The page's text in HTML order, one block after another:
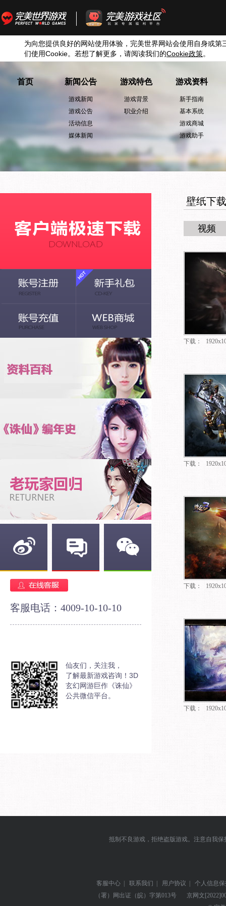
为向您提供良好的网站使用体验，完美世界网站会使用自身或第
们使用Cookie。若想了解更多，请阅读我们的Cookie政策。
首页 新闻公告
游戏新闻
游戏公告
活动信息
媒体新闻
游戏特色
游戏背景
职业介绍
游戏资料
新手指南
基本系统
游戏商城
游戏助手
客服电话：4009-10-10-10
仙友们，关注我，
了解最新游戏咨询！3D
玄幻网游巨作《诛仙》
公共微信平台。
壁纸下载
视频
下载：
下载：
下载：
下载：
抵制不良游戏，拒绝盗版游戏。注意自我
客服中心 | 联系我们 | 用户协议 |
个人信息
（署）网出证（皖）字第013号
京网文